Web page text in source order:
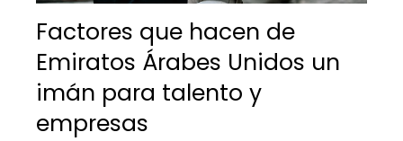
Factores que hacen de
Emiratos Árabes Unidos un
imán para talento y
empresas